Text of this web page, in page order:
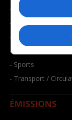
- Éducation
- Environnement
- Faits divers
- Santé et bien-être
- Sports
- Transport /
ÉMISSIONS